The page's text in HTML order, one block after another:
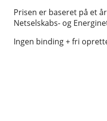
Prisen er baseret på et
Netselskabs- og
Ingen binding + fri